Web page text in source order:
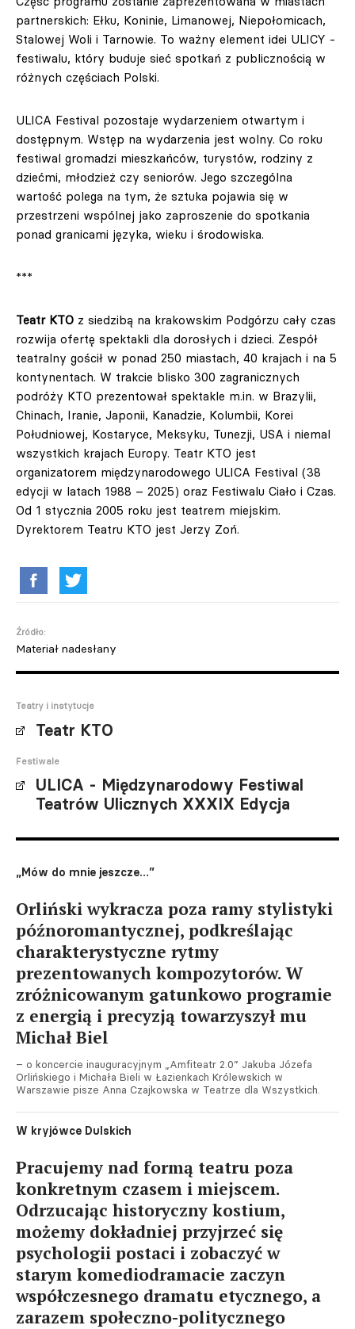
partnerskich: Ełku, Koninie, Limanowej, Niepołomicach,
Stalowej Woli i Tarnowie. To ważny element idei ULICY -
festiwalu, który buduje sieć spotkań z publicznością w
różnych częściach Polski.
ULICA Festival pozostaje wydarzeniem otwartym i
dostępnym. Wstęp na wydarzenia jest wolny. Co roku
festiwal gromadzi mieszkańców, turystów, rodziny z
dziećmi, młodzież czy seniorów. Jego szczególna
wartość polega na tym, że sztuka pojawia się w
przestrzeni wspólnej jako zaproszenie do spotkania
ponad granicami języka, wieku i środowiska.
***
Teatr KTO z siedzibą na krakowskim Podgórzu cały czas
rozwija ofertę spektakli dla dorosłych i dzieci. Zespół
teatralny gościł w ponad 250 miastach, 40 krajach i na 5
kontynentach. W trakcie blisko 300 zagranicznych
podróży KTO prezentował spektakle m.in. w Brazylii,
Chinach, Iranie, Japonii, Kanadzie, Kolumbii, Korei
Południowej, Kostaryce, Meksyku, Tunezji, USA i niemal
wszystkich krajach Europy. Teatr KTO jest
organizatorem międzynarodowego ULICA Festival (38
edycji w latach 1988 – 2025) oraz Festiwalu Ciało i Czas.
Od 1 stycznia 2005 roku jest teatrem miejskim.
Dyrektorem Teatru KTO jest Jerzy Zoń.
Źródło:
Materiał nadesłany
Teatry i instytucje
Teatr KTO
Festiwale
ULICA - Międzynarodowy Festiwal
Teatrów Ulicznych XXXIX Edycja
„Mów do mnie jeszcze…”
Orliński wykracza poza ramy stylistyki
późnoromantycznej, podkreślając
charakterystyczne rytmy
prezentowanych kompozytorów. W
zróżnicowanym gatunkowo programie
z energią i precyzją towarzyszył mu
Michał Biel
– o koncercie inauguracyjnym „Amfiteatr 2.0” Jakuba Józefa
Orlińskiego i Michała Bieli w Łazienkach Królewskich w
Warszawie pisze Anna Czajkowska w Teatrze dla Wszystkich.
W kryjówce Dulskich
Pracujemy nad formą teatru poza
konkretnym czasem i miejscem.
Odrzucając historyczny kostium,
możemy dokładniej przyjrzeć się
psychologii postaci i zobaczyć w
starym komediodramacie zaczyn
współczesnego dramatu etycznego, a
zarazem społeczno-politycznego